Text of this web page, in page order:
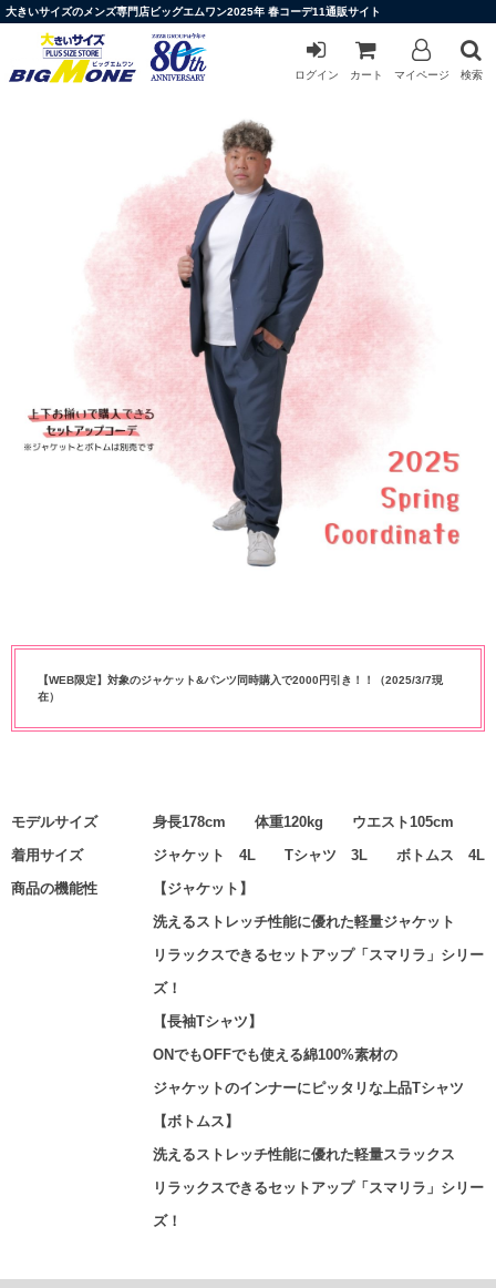
大きいサイズのメンズ専門店ビッグエムワン2025年 春コーデ11通販サイト
ログイン カート マイページ 検索
【WEB限定】対象のジャケット&パンツ同時購入で2000円引き！！（2025/3/7現
在）
モデルサイズ
身長178cm 体重120kg ウエスト105cm
着用サイズ
ジャケット 4L Tシャツ 3L ボトムス 4L
商品の機能性
【ジャケット】
洗えるストレッチ性能に優れた軽量ジャケット
リラックスできるセットアップ「スマリラ」シリー
ズ！
【長袖Tシャツ】
ONでもOFFでも使える綿100%素材の
ジャケットのインナーにピッタリな上品Tシャツ
【ボトムス】
洗えるストレッチ性能に優れた軽量スラックス
リラックスできるセットアップ「スマリラ」シリー
ズ！